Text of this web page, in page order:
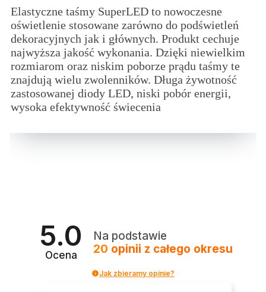
Elastyczne taśmy SuperLED to nowoczesne
oświetlenie stosowane zarówno do podświetleń
dekoracyjnych jak i głównych. Produkt cechuje
najwyższa jakość wykonania. Dzięki niewielkim
rozmiarom oraz niskim poborze prądu taśmy te
znajdują wielu zwolenników. Długa żywotność
zastosowanej diody LED, niski pobór energii,
wysoka efektywność świecenia
5.0
Ocena
Na podstawie
20 opinii z całego okresu
Jak zbieramy opinie?